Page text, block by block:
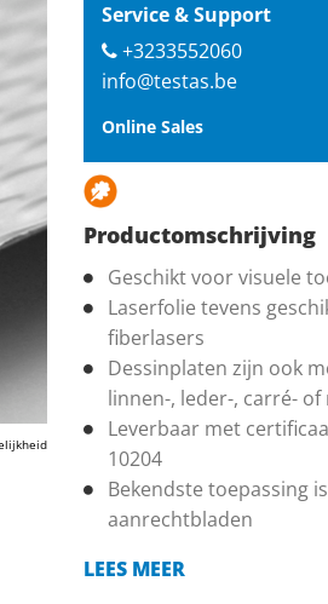
Service & Support
+3233552060
info@testas.be
Online Sales
Productomschrijving
Geschikt voor visuele
Laserfolie tevens
fiberlasers
Dessinplaten zijn ook
linnen-, leder-, carré-
Leverbaar met
10204
Bekendste toepassing
aanrechtbladen
LEES MEER